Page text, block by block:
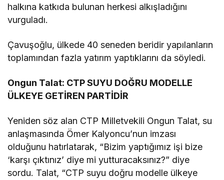
halkına katkıda bulunan herkesi alkışladığını
vurguladı.
Çavuşoğlu, ülkede 40 seneden beridir yapılanların
toplamından fazla yatırım yaptıklarını da söyledi.
Ongun Talat: CTPSUYU DOĞRU MODELLE
ÜLKEYE GETİREN PARTİDİR
Yeniden söz alan CTP Milletvekili Ongun Talat, su
anlaşmasında Ömer Kalyoncu’nun imzası
olduğunu hatırlatarak, “Bizim yaptığımız işi bize
‘karşı çıktınız’ diye mi yutturacaksınız?” diye
sordu. Talat, “CTP suyu doğru modelle ülkeye